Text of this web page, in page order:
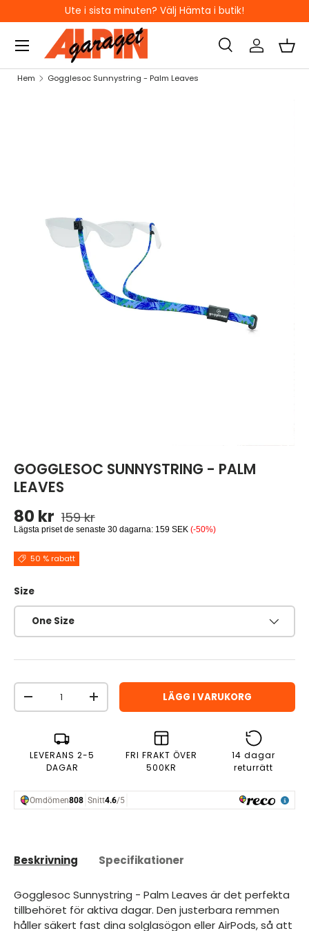
HOPPA TILL INNEHÅLL
Ute i sista minuten? Välj Hämta i butik!
Sök
Sök
Sök Logga inKorg
Hem Gogglesoc Sunnystring - Palm Leaves
GOGGLESOC SUNNYSTRING - PALM
LEAVES
Reapris
80 kr Ordinarie pris
159 kr
Lägsta priset de senaste 30 dagarna: 159 SEK (-50%)
50 % rabatt
Size
One Size
Antal
MINSKA ANTALÖKA ANTAL LÄGG I VARUKORG
LEVERANS 2-5
DAGAR
FRI FRAKT ÖVER
500KR
14 dagar
returrätt
Beskrivning Specifikationer
Gogglesoc Sunnystring - Palm Leaves är det perfekta
tillbehöret för aktiva dagar. Den justerbara remmen
håller säkert fast dina solglasögon eller AirPods, så att